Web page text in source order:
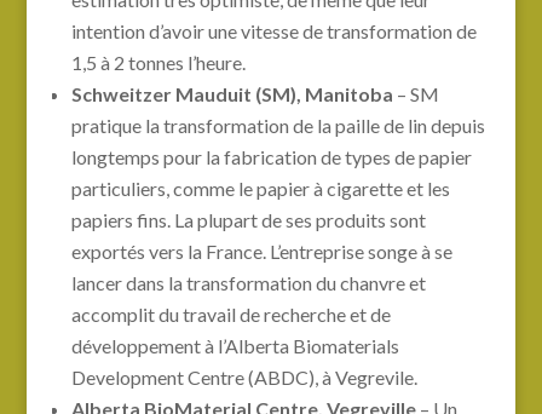
intention d’avoir une vitesse de transformation de
1,5 à 2 tonnes l’heure.
Schweitzer Mauduit (SM), Manitoba – SM
pratique la transformation de la paille de lin depuis
longtemps pour la fabrication de types de papier
particuliers, comme le papier à cigarette et les
papiers fins. La plupart de ses produits sont
exportés vers la France. L’entreprise songe à se
lancer dans la transformation du chanvre et
accomplit du travail de recherche et de
développement à l’Alberta Biomaterials
Development Centre (ABDC), à Vegrevile.
Alberta BioMaterial Centre, Vegreville– Un